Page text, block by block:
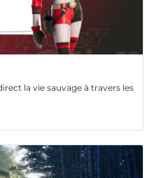
la vie sauvage à travers les